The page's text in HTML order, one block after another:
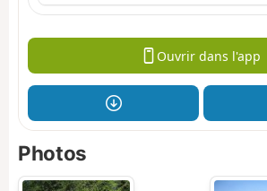
Ouvrir dans l'app
Photos